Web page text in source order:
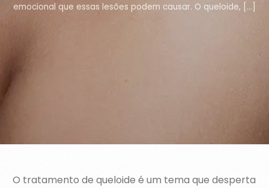
emocional que essas lesões podem causar. O queloide, […]
O tratamento de queloide é um tema que desperta